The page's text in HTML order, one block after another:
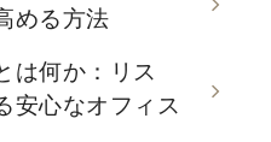
める方法
は何か：リス
安心なオフィス